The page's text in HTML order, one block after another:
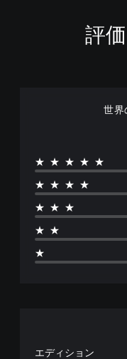
評
世界
★★★★★
★★★★
★★★
★★
★
エディション